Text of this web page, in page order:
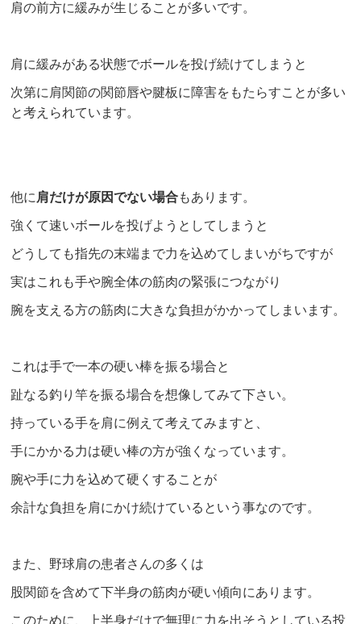
肩の前方に緩みが生じることが多いです。
肩に緩みがある状態でボールを投げ続けてしまうと
次第に肩関節の関節唇や腱板に障害をもたらすことが多い
と考えられています。
他に 肩だけが原因でない場合もあります。
強くて速いボールを投げようとしてしまうと
どうしても指先の末端まで力を込めてしまいがちですが
実はこれも手や腕全体の筋肉の緊張につながり
腕を支える方の筋肉に大きな負担がかかってしまいます。
これは手で一本の硬い棒を振る場合と
趾なる釣り竿を振る場合を想像してみて下さい。
持っている手を肩に例えて考えてみますと、
手にかかる力は硬い棒の方が強くなっています。
腕や手に力を込めて硬くすることが
余計な負担を肩にかけ続けているという事なのです。
また、野球肩の患者さんの多くは
股関節を含めて下半身の筋肉が硬い傾向にあります。
このために、上半身だけで無理に力を出そうとしている投